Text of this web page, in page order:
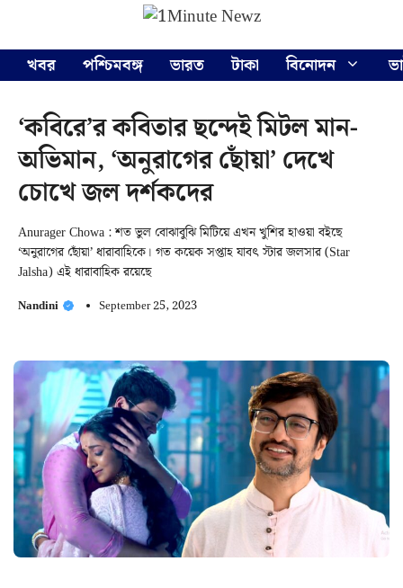
content
খবর
পশ্চিমবঙ্গ ভারত টাকা বিনোদন
‘কবিরে’র কবিতার ছন্দেই মিটল মান-
অভিমান, ‘অনুরাগের ছোঁয়া’ দেখে
চোখে জল দর্শকদের
Anurager Chowa : শত ভুল বোঝাবুঝি মিটিয়ে এখন খুশির হাওয়া বইছে
‘অনুরাগের ছোঁয়া’ ধারাবাহিকে। গত কয়েক সপ্তাহ যাবৎ স্টার জলসার (Star
Jalsha) এই ধারাবাহিক রয়েছে
Nandini September 25, 2023